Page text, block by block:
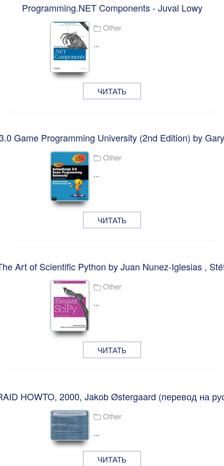
Programming.NET Components - Juval Lowy
Other
...
ЧИТАТЬ
Game Programming University (2nd Edition) by
Other
...
ЧИТАТЬ
Art of Scientific Python by Juan Nunez-Iglesias ,
Other
...
ЧИТАТЬ
HOWTO, 2000, Jakob Østergaard (перевод на
Other
...
ЧИТАТЬ